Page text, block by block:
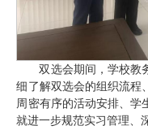
双选会期间，学校教
细了解双选会的组织流程
周密有序的活动安排、学
就进一步规范实习管理、